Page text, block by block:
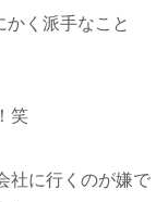
く派手なこと
笑
社に行くのが嫌で